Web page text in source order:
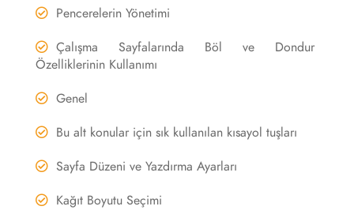
Pencerelerin Yönetimi
Çalışma Sayfalarında Böl ve Dondur
Özelliklerinin Kullanımı
Genel
Bu alt konular için sık kullanılan kısayol tuşları
Sayfa Düzeni ve Yazdırma Ayarları
Kağıt Boyutu Seçimi